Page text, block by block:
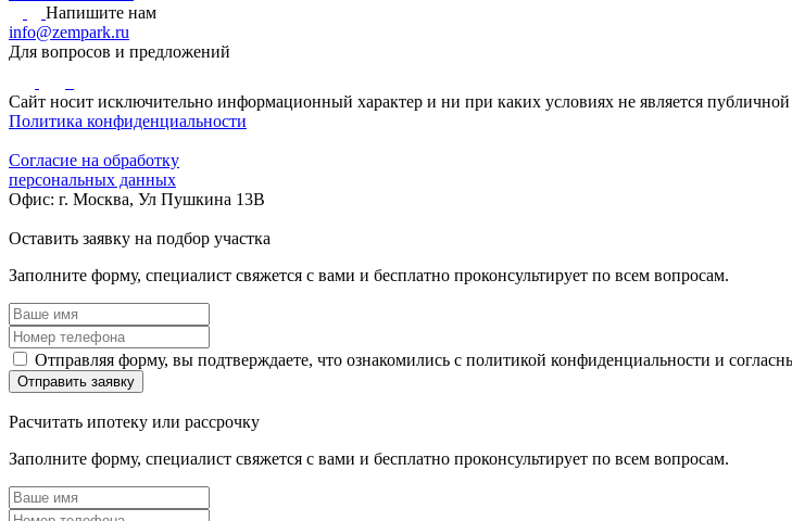
Напишите нам
info@zempark.ru
Для вопросов и предложений
Сайт носит исключительно информационный характер и ни при каких условиях не является
Политика конфиденциальности
Согласие на обработку
персональных данных
Офис: г. Москва, Ул Пушкина 13В
Оставить заявку на подбор участка
Заполните форму, специалист свяжется с вами и бесплатно проконсультирует по всем вопросам.
Отправляя форму, вы подтверждаете, что ознакомились с политикой конфиденциальности и
Отправить заявку
Расчитать ипотеку или рассрочку
Заполните форму, специалист свяжется с вами и бесплатно проконсультирует по всем вопросам.